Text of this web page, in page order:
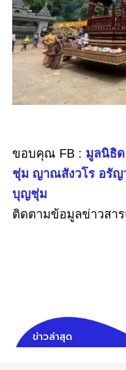
ขอบคุณ FB : มูลนิธิด
ชุ่ม ญาณสังวโร อรัญ
บุญชุ่ม
ติดตามข้อมูลข่าวสาร
ข่าวล่าสุด